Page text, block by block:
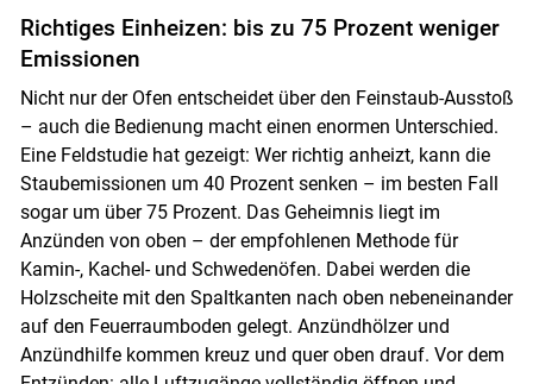
Richtiges Einheizen: bis zu 75 Prozent weniger
Emissionen
Nicht nur der Ofen entscheidet über den Feinstaub-Ausstoß
– auch die Bedienung macht einen enormen Unterschied.
Eine Feldstudie hat gezeigt: Wer richtig anheizt, kann die
Staubemissionen um 40 Prozent senken – im besten Fall
sogar um über 75 Prozent. Das Geheimnis liegt im
Anzünden von oben – der empfohlenen Methode für
Kamin-, Kachel- und Schwedenöfen. Dabei werden die
Holzscheite mit den Spaltkanten nach oben nebeneinander
auf den Feuerraumboden gelegt. Anzündhölzer und
Anzündhilfe kommen kreuz und quer oben drauf. Vor dem